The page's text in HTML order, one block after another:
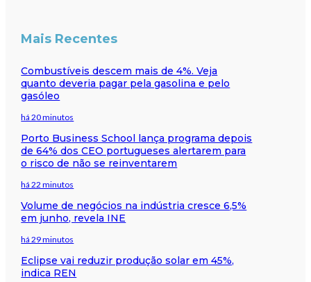
Mais Recentes
Combustíveis descem mais de 4%. Veja
quanto deveria pagar pela gasolina e pelo
gasóleo
há 20 minutos
Porto Business School lança programa depois
de 64% dos CEO portugueses alertarem para
o risco de não se reinventarem
há 22 minutos
Volume de negócios na indústria cresce 6,5%
em junho, revela INE
há 29 minutos
Eclipse vai reduzir produção solar em 45%,
indica REN